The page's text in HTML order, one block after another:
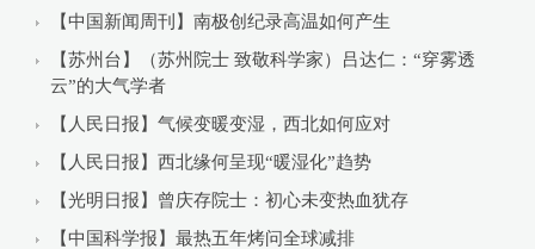
【中国新闻周刊】南极创纪录高温如何产生
【苏州台】（苏州院士 致敬科学家）吕达仁：“穿雾透
云”的大气学者
【人民日报】气候变暖变湿，西北如何应对
【人民日报】西北缘何呈现“暖湿化”趋势
【光明日报】曾庆存院士：初心未变热血犹存
【中国科学报】最热五年烤问全球减排